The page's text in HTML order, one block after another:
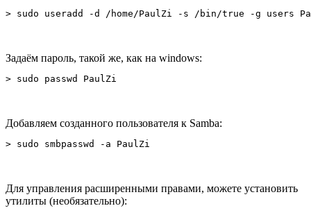
> sudo useradd -d /home/PaulZi -s /bin/true -g users
Задаём пароль, такой же, как на windows:
> sudo passwd PaulZi
Добавляем созданного пользователя к Samba:
> sudo smbpasswd -a PaulZi
Для управления расширенными правами, можете установить
утилиты (необязательно):